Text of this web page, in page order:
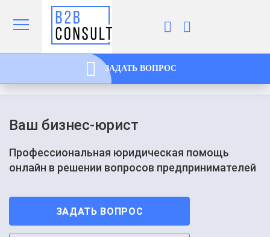
ЗАДАТЬ ВОПРОС
Ваш бизнес-юрист
Профессиональная юридическая помощь
онлайн в решении вопросов предпринимателей
ЗАДАТЬ ВОПРОС